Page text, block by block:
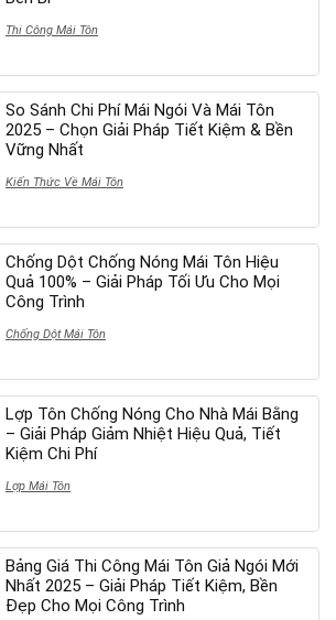
Thi Công Mái Tôn
So Sánh Chi Phí Mái Ngói Và Mái Tôn
2025 – Chọn Giải Pháp Tiết Kiệm & Bền
Vững Nhất
Kiến Thức Về Mái Tôn
Chống Dột Chống Nóng Mái Tôn Hiệu
Quả 100% – Giải Pháp Tối Ưu Cho Mọi
Công Trình
Chống Dột Mái Tôn
Lợp Tôn Chống Nóng Cho Nhà Mái Bằng
– Giải Pháp Giảm Nhiệt Hiệu Quả, Tiết
Kiệm Chi Phí
Lợp Mái Tôn
Bảng Giá Thi Công Mái Tôn Giả Ngói Mới
Nhất 2025 – Giải Pháp Tiết Kiệm, Bền
Đẹp Cho Mọi Công Trình